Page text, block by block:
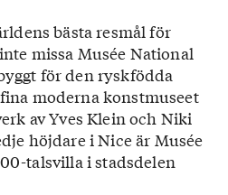
bästa resmål för
missa Musée National
för den ryskfödda
moderna konstmuseet
av Yves Klein och Niki
höjdare i Nice är Musée
talsvilla i stadsdelen